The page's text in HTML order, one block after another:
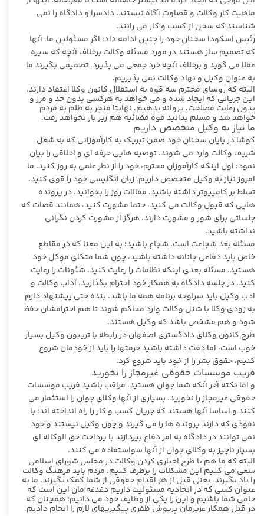
ماهیت کار وکالت و قضاوت آگاه نیستند. دادسرا و دادگاه را نمی
شناسند که سخن از کسب و کار می رانند.
رئیس اسکودا سخنان خود را چنین ادامه داد: اگر مسئولین ما، آنها
که تصمیم ساز هستند در مورد مسئله وکالت برخلاف آنچه که سیره
عقلا می گوید و برخلاف آنچه خرد جمعی می پذیرد، تصمیمی بگیرند ما
به عنوان وکیل و نهاد وکالت نمی پذیریم.
البته که روسای محترم سه قوه به استقلال کانون وکلا اعتقاد دارند.
این جریانی که ایجاد شده و می خواهد به هرکسی بدون حد و مرز و
بدون رعایت مصلحت، پروانه بدهیم، نهایتا منجر به ظلم به مردم
خواهد شد و مسلم بدانید قوه قضائیه هم زیر بار نخواهد رفت.
ما نیاز به وکیل متخصص داریم
کوشا در پایان سخنان خود ضمن تبریک به کارآموزانی که به شغل
شریف وکالت وارد می شوند، توصیه هایی حرفه ای و اخلاقی را بیان
نمود: اول اینکه کارآموزان محترم، خود را از نظر علمی به روز کنید. ما
امروز نیاز به وکیل متخصص داریم. زبان انگلیسی خود را قوی کنید.
تسلط بر کامپیوتر داشته باشید. مقالات روز را بخوانید. در پرونده
هایی که قبول وکالت می کنید، حتما مشورت کنید، همانند قضات که
جلساتی برای شور و مشورت دارند. هرگز از مشورت کردن نگرانی
نداشته باشید.
مسئله بعد شجاعت است. شجاع باشید؛ به این معنا که در مقاطع
خاص باید دفاعی جانانه داشته باشید، چون شما متکای موکل خود
هستید. مسئله بعدی اینکه نظامات را رعایت کنید. شئونات را رعایت
کنید. در جلسه دادگاه به همکار خود احترام بگذارید. آداب وکالت و
ادب وکیل باید سرلوحه برنامه همه ما باشد. بنده حتی پیشنهاد دارم
به زودی وکلا با شنل وکالت وارد محاکم شوند تا هم احترامشان حفظ
شود و هم مشخص باشد که وکیل هستند.
طرح کانون وکلای دادگستری اصفهان در رابطه با تریبون وکیل بسیار
خوب است، اما دقت داشته باشید حرمتها را باید از خودمان شروع
کنیم، حقوق بشر را از خود باید شروع کرد.
فریب موسسات حقوقی غیرمجاز را نخورید
و اما نکته آخر آنکه شما جوان هستید، مراقب باشید فریب موسسات
حقوقی غیرمجاز را نخورید. بسیاری از آنها وکلای جوان را استثمار می
کنند و اساسا آنها هستند که جریان کسب و کار را راه انداخته اند؛ با
نفوذی که دارند پرونده ها را می گیرند و چون وکیل نیستند و خود
نمی توانند در دادگاه به امر دفاع بپردازند با پرداخت حق الوکاله ای
بسیار ناچیز به وکلای جوان از آنها سواستفاده می کنند.
البته که ما هم با طرح اجباری کردن وکالت در مجلس شورای اسلامی
سعی می کنیم این مشکلات را برطرف کنیم. مردم باید فرهنگ وکالت
را یاد بگیرند، یعنی قبل از هر اقدام حقوقی از شما کمک بگیرند. ما به
عنوان کسی که در اتحادیه مسئولیت داریم دغدغه مان این است که
حامی شما باشیم و این را یکی از وظایف خود می دانیم؛ همچنان که
در قتل همکار عزیزمان پریوش ظفری پیگیریهای لازم را انجام دادیم.